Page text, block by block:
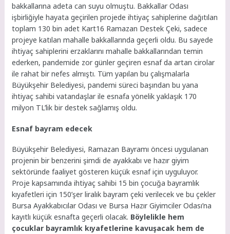
bakkallarına adeta can suyu olmuştu. Bakkallar Odası
işbirliğiyle hayata geçirilen projede ihtiyaç sahiplerine dağıtılan
toplam 130 bin adet Kart16 Ramazan Destek Çeki, sadece
projeye katılan mahalle bakkallarında geçerli oldu. Bu sayede
ihtiyaç sahiplerini erzaklarını mahalle bakkallarından temin
ederken, pandemide zor günler geçiren esnaf da artan cirolar
ile rahat bir nefes almıştı. Tüm yapılan bu çalışmalarla
Büyükşehir Belediyesi, pandemi süreci başından bu yana
ihtiyaç sahibi vatandaşlar ile esnafa yönelik yaklaşık 170
milyon TL’lik bir destek sağlamış oldu.
Esnaf bayram edecek
Büyükşehir Belediyesi, Ramazan Bayramı öncesi uygulanan
projenin bir benzerini şimdi de ayakkabı ve hazır giyim
sektöründe faaliyet gösteren küçük esnaf için uyguluyor.
Proje kapsamında ihtiyaç sahibi 15 bin çocuğa bayramlık
kıyafetleri için 150’şer liralık bayram çeki verilecek ve bu çekler
Bursa Ayakkabıcılar Odası ve Bursa Hazır Giyimciler Odası’na
kayıtlı küçük esnafta geçerli olacak. Böylelikle hem
çocuklar bayramlık kıyafetlerine kavuşacak hem de